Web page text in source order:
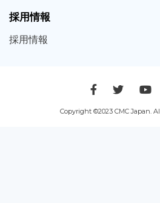
採用情報
採用情報
Copyright ©2023 CMC Japan.